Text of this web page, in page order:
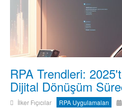
RPA Trendleri:
Dijital Dönüşüm
İlker Fıçıcılar RPA Uygulamaları